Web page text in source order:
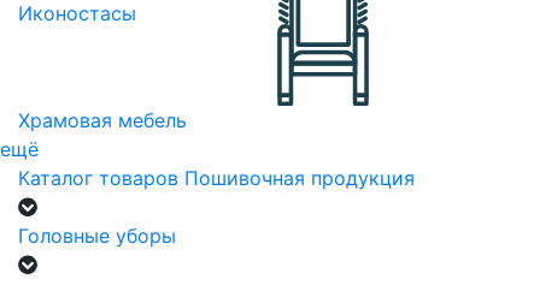
Иконостасы
Храмовая мебель
ещё
Каталог товаров Пошивочная продукция
Головные уборы